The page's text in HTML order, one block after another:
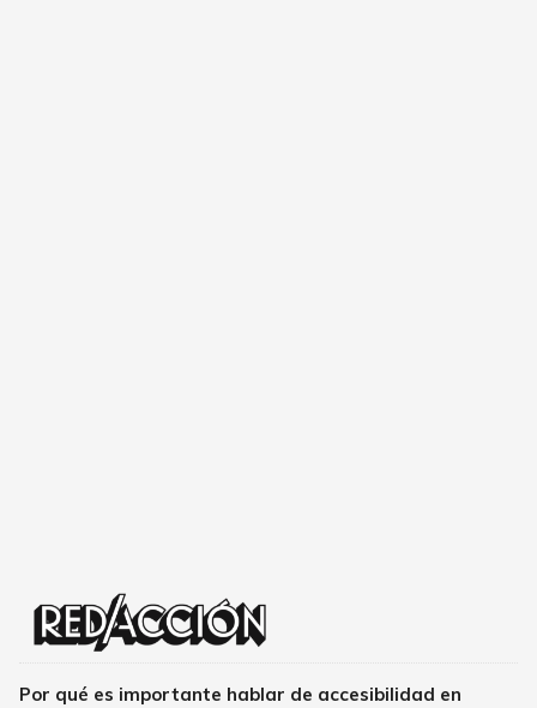
Por qué es importante hablar de accesibilidad en